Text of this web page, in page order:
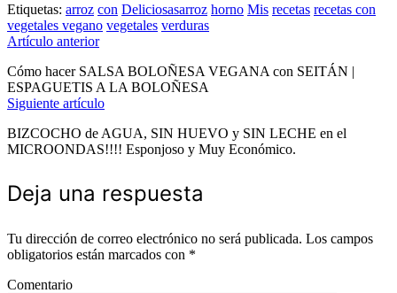
Etiquetas: arroz con Deliciosasarroz horno Mis recetas recetas con
vegetales vegano vegetales verduras
Navegación
de
entradas
Artículo anterior
Cómo hacer SALSA BOLOÑESA VEGANA con SEITÁN |
ESPAGUETIS A LA BOLOÑESA
Siguiente artículo
BIZCOCHO de AGUA, SIN HUEVO y SIN LECHE en el
MICROONDAS!!!! Esponjoso y Muy Económico.
Deja una respuesta
Tu dirección de correo electrónico no será publicada. Los campos
obligatorios están marcados con *
Comentario